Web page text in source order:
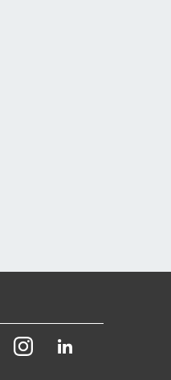
YoutubeInstagram